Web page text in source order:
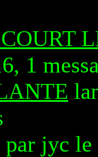
1
par jyc le